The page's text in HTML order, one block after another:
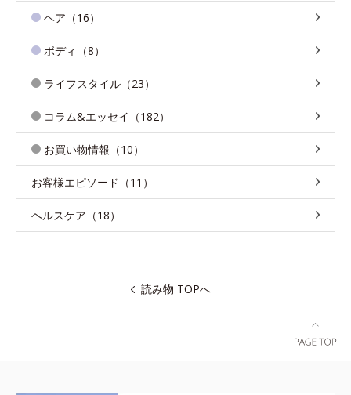
ヘア（16）
ボディ（8）
ライフスタイル（23）
コラム&エッセイ（182）
お買い物情報（10）
お客様エピソード（11）
ヘルスケア（18）
読み物 TOPへ